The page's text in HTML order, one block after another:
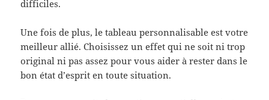
difficiles.
Une fois de plus, le tableau personnalisable est votre
meilleur allié. Choisissez un effet qui ne soit ni trop
original ni pas assez pour vous aider à rester dans le
bon état d’esprit en toute situation.